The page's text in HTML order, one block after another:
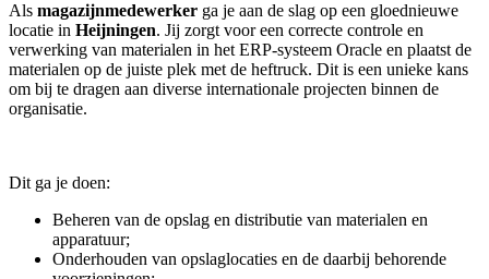
Als magazijnmedewerker ga je aan de slag op een gloednieuwe
locatie in Heijningen. Jij zorgt voor een correcte controle en
verwerking van materialen in het ERP-systeem Oracle en plaatst de
materialen op de juiste plek met de heftruck. Dit is een unieke kans
om bij te dragen aan diverse internationale projecten binnen de
organisatie.
Dit ga je doen:
Beheren van de opslag en distributie van materialen en
apparatuur;
Onderhouden van opslaglocaties en de daarbij behorende